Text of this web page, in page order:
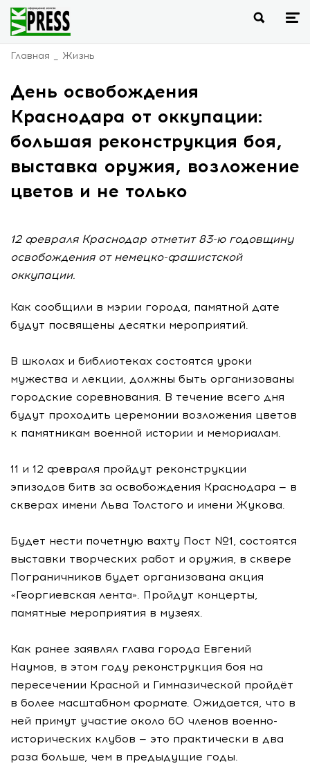
Главная Жизнь
День освобождения
Краснодара от оккупации:
большая реконструкция боя,
выставка оружия, возложение
цветов и не только
12 февраля Краснодар отметит 83-ю годовщину
освобождения от немецко-фашистской
оккупации.
Как сообщили в мэрии города, памятной дате
будут посвящены десятки мероприятий.
В школах и библиотеках состоятся уроки
мужества и лекции, должны быть организованы
городские соревнования. В течение всего дня
будут проходить церемонии возложения цветов
к памятникам военной истории и мемориалам.
11 и 12 февраля пройдут реконструкции
эпизодов битв за освобождения Краснодара — в
скверах имени Льва Толстого и имени Жукова.
Будет нести почетную вахту Пост №1, состоятся
выставки творческих работ и оружия, в сквере
Пограничников будет организована акция
«Георгиевская лента». Пройдут концерты,
памятные мероприятия в музеях.
Как ранее заявлял глава города Евгений
Наумов, в этом году реконструкция боя на
пересечении Красной и Гимназической пройдёт
в более масштабном формате. Ожидается, что в
ней примут участие около 60 членов военно-
исторических клубов — это практически в два
раза больше, чем в предыдущие годы.